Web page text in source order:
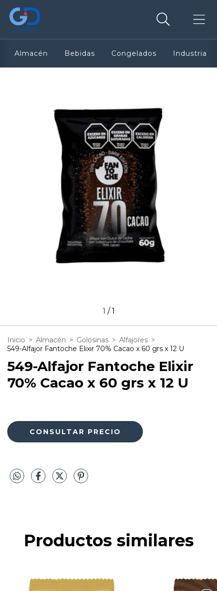
Almacén Bebidas Congelados Industria
1 /1
Inicio > Almacén > Golosinas > Alfajores >
549-Alfajor Fantoche Elixir 70% Cacao x 60 grs x 12 U
549-Alfajor Fantoche Elixir
70% Cacao x 60 grs x 12 U
Productos similares